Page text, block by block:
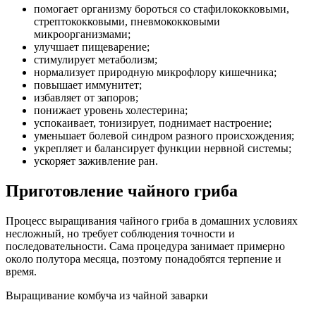
помогает организму бороться со стафилококковыми,
стрептококковыми, пневмококковыми
микроорганизмами;
улучшает пищеварение;
стимулирует метаболизм;
нормализует природную микрофлору кишечника;
повышает иммунитет;
избавляет от запоров;
понижает уровень холестерина;
успокаивает, тонизирует, поднимает настроение;
уменьшает болевой синдром разного происхождения;
укрепляет и балансирует функции нервной системы;
ускоряет заживление ран.
Приготовление чайного гриба
Процесс выращивания чайного гриба в домашних условиях
несложный, но требует соблюдения точности и
последовательности. Сама процедура занимает примерно
около полутора месяца, поэтому понадобятся терпение и
время.
Выращивание комбуча из чайной заварки